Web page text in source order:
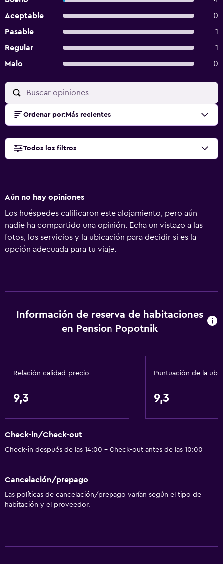
Aceptable
0
Pasable
1
Regular
1
Malo
0
Ordenar por: Más recientes
Todos los filtros
Aún no hay opiniones
Los huéspedes calificaron este alojamiento, pero aún
nadie ha compartido una opinión. Echa un vistazo a las
fotos, los servicios y la ubicación para decidir si es la
opción adecuada para tu viaje.
Información de reserva de habitaciones
en Pension Popotnik
Relación calidad-precio
9,3
Puntuación de la
9,3
Check-in/Check-out
Check-in después de las 14:00 - Check-out antes de las 10:00
Cancelación/prepago
Las políticas de cancelación/prepago varían según el tipo de
habitación y el proveedor.